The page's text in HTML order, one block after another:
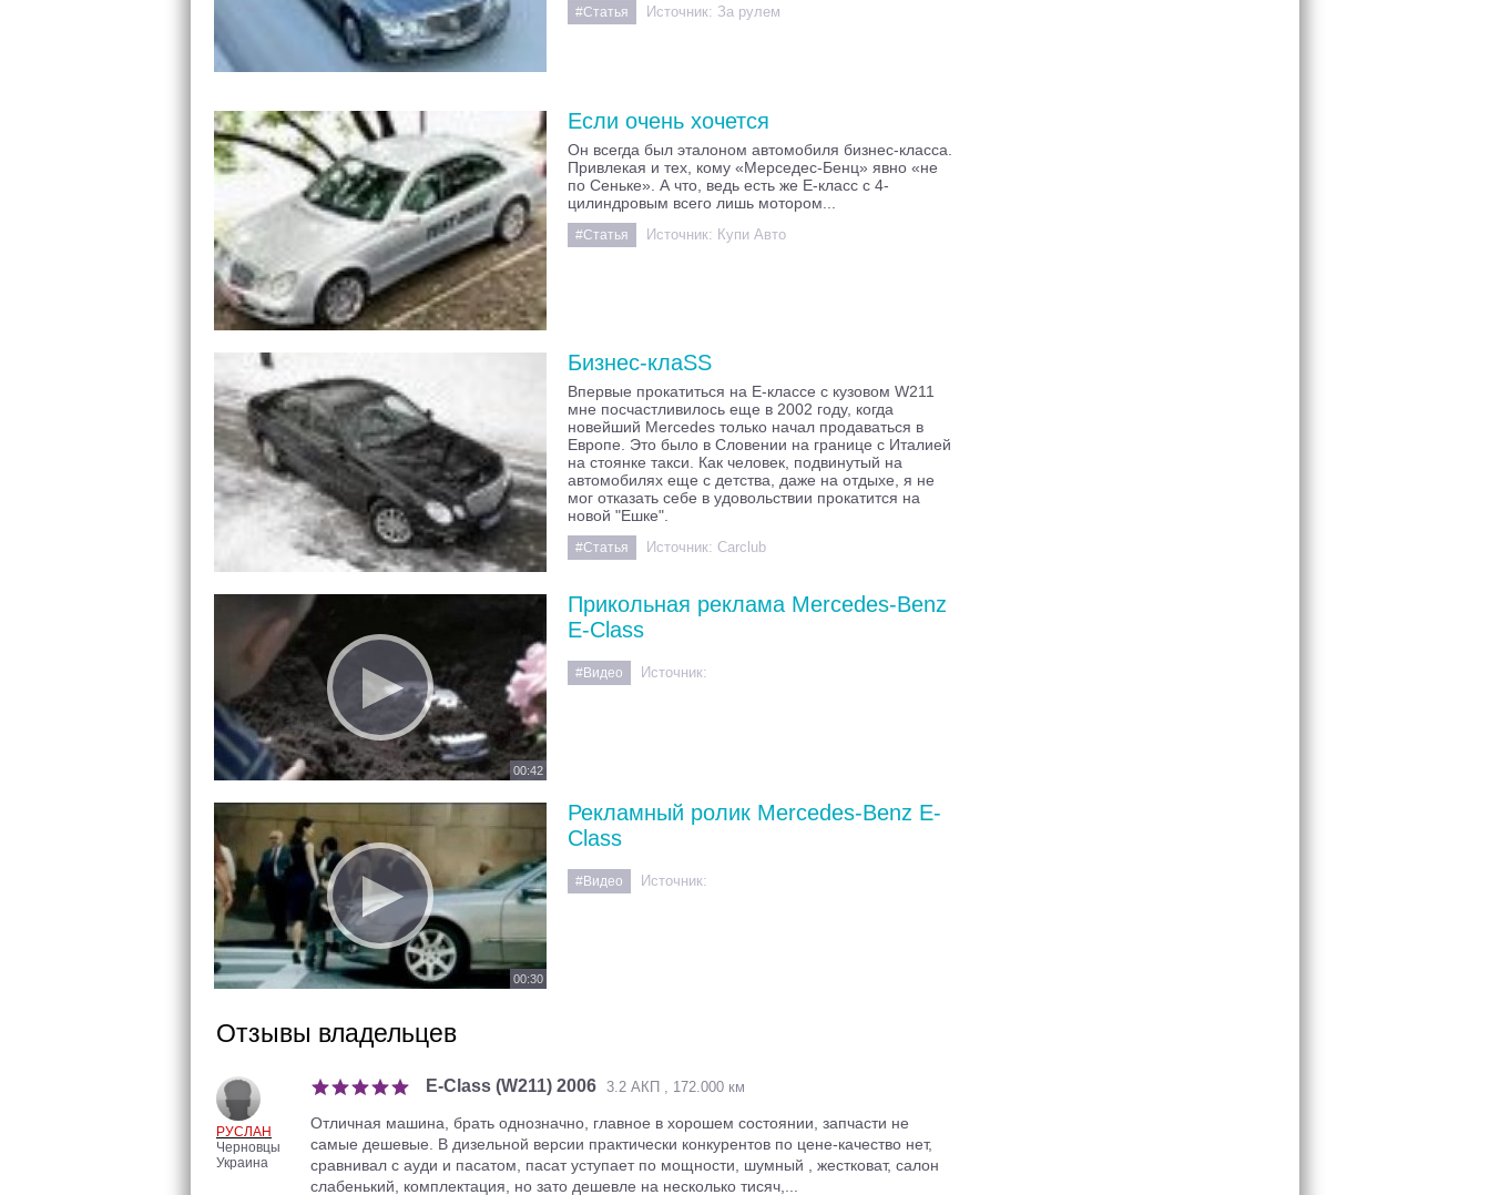
#Статья Источник: За рулем
Если очень хочется
Он всегда был эталоном автомобиля бизнес-класса.
Привлекая и тех, кому «Мерседес-Бенц» явно «не
по Сеньке». А что, ведь есть же Е-класс с 4-
цилиндровым всего лишь мотором...
#Статья Источник: Купи Авто
Бизнес-клаSS
Впервые прокатиться на Е-классе с кузовом W211
мне посчастливилось еще в 2002 году, когда
новейший Mercedes только начал продаваться в
Европе. Это было в Словении на границе с Италией
на стоянке такси. Как человек, подвинутый на
автомобилях еще с детства, даже на отдыхе, я не
мог отказать себе в удовольствии прокатится на
новой "Ешке".
#Статья Источник: Carclub
00:42
Прикольная реклама Mercedes-Benz
E-Class
#Видео Источник:
00:30
Рекламный ролик Mercedes-Benz E-
Class
#Видео Источник:
Отзывы владельцев
РУСЛАН
Черновцы
Украина
E-Class (W211) 2006 3.2 АКП , 172.000 км
Отличная машина, брать однозначно, главное в хорошем состоянии, запчасти не
самые дешевые. В дизельной версии практически конкурентов по цене-качество нет,
сравнивал с ауди и пасатом, пасат уступает по мощности, шумный , жестковат, салон
слабенький, комплектация, но зато дешевле на несколько тисяч,...